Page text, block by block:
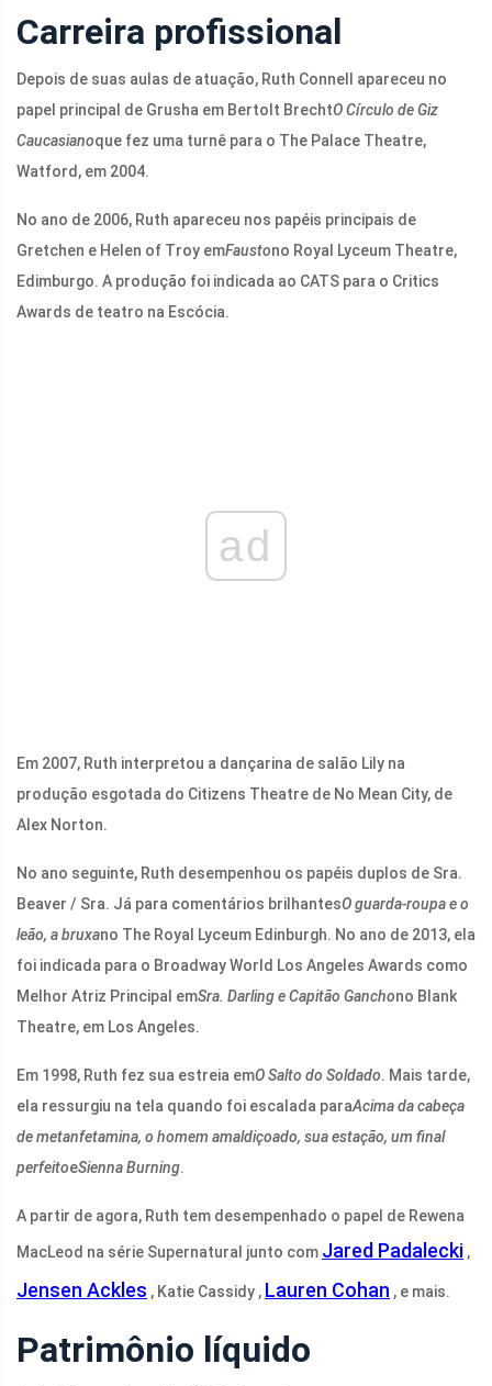
Carreira profissional
Depois de suas aulas de atuação, Ruth Connell apareceu no
papel principal de Grusha em Bertolt BrechtO Círculo de Giz
Caucasianoque fez uma turnê para o The Palace Theatre,
Watford, em 2004.
No ano de 2006, Ruth apareceu nos papéis principais de
Gretchen e Helen of Troy emFaustono Royal Lyceum Theatre,
Edimburgo. A produção foi indicada ao CATS para o Critics
Awards de teatro na Escócia.
ad
Em 2007, Ruth interpretou a dançarina de salão Lily na
produção esgotada do Citizens Theatre de No Mean City, de
Alex Norton.
No ano seguinte, Ruth desempenhou os papéis duplos de Sra.
Beaver / Sra. Já para comentários brilhantesO guarda-roupa e o
leão, a bruxano The Royal Lyceum Edinburgh. No ano de 2013, ela
foi indicada para o Broadway World Los Angeles Awards como
Melhor Atriz Principal emSra. Darling e Capitão Ganchono Blank
Theatre, em Los Angeles.
Em 1998, Ruth fez sua estreia emO Salto do Soldado. Mais tarde,
ela ressurgiu na tela quando foi escalada paraAcima da cabeça
de metanfetamina, o homem amaldiçoado, sua estação, um final
perfeitoeSienna Burning.
A partir de agora, Ruth tem desempenhado o papel de Rewena
MacLeod na série Supernatural junto com Jared Padalecki ,
Jensen Ackles , Katie Cassidy , Lauren Cohan , e mais.
Patrimônio líquido